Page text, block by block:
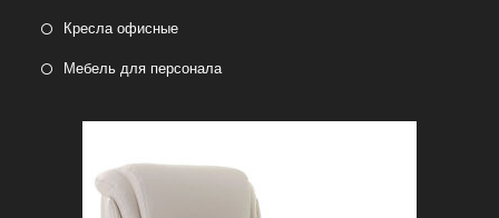
Кресла офисные
Мебель для персонала